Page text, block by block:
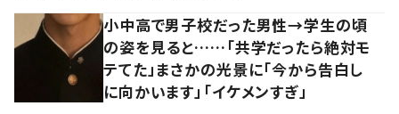
小中高で男子校だった男性→学生の頃
の姿を見ると……「共学だったら絶対モ
テてた」まさかの光景に「今から告白し
に向かいます」「イケメンすぎ」